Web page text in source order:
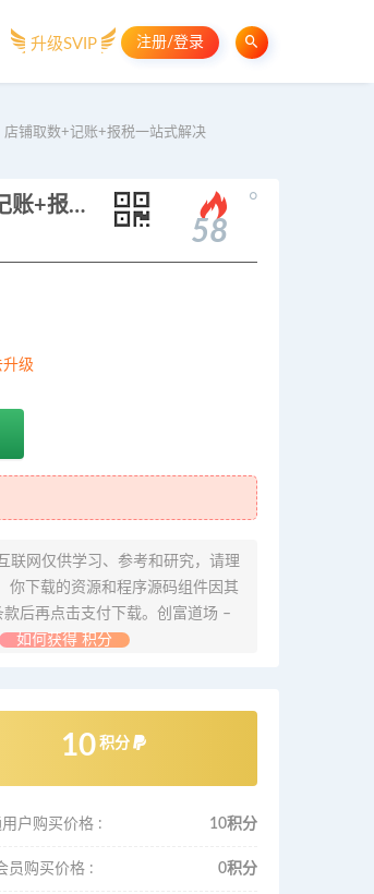
升级SVIP 注册/登录
铺取数+记账+报税一站式解决
电商财务全套实操课：抖店淘宝拼多多小红书，店铺取数+记账+报税一站式解决
58
。
升级
联网仅供学习、参考和研究，请理
你下载的资源和程序源码组件因其
后再点击支付下载。创富道场 –
如何获得 积分
10 积分
户购买价格 : 10积分
员购买价格 : 0积分